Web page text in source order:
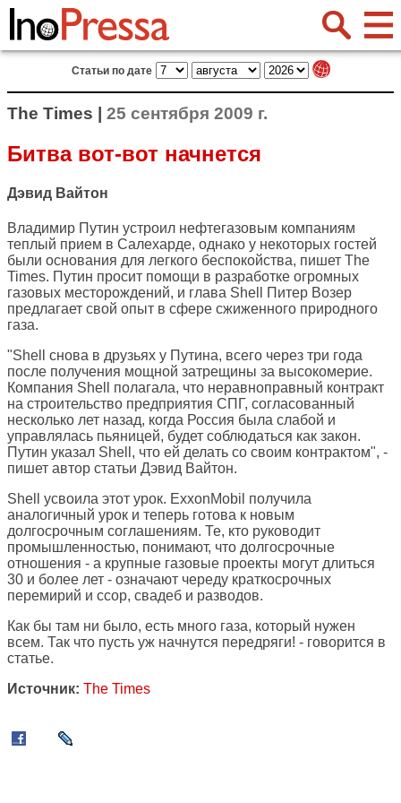
Статьи по дате
The Times | 25 сентября 2009 г.
Битва вот-вот начнется
Дэвид Вайтон
Владимир Путин устроил нефтегазовым компаниям
теплый прием в Салехарде, однако у некоторых гостей
были основания для легкого беспокойства, пишет The
Times. Путин просит помощи в разработке огромных
газовых месторождений, и глава Shell Питер Возер
предлагает свой опыт в сфере сжиженного природного
газа.
"Shell снова в друзьях у Путина, всего через три года
после получения мощной затрещины за высокомерие.
Компания Shell полагала, что неравноправный контракт
на строительство предприятия СПГ, согласованный
несколько лет назад, когда Россия была слабой и
управлялась пьяницей, будет соблюдаться как закон.
Путин указал Shell, что ей делать со своим контрактом", -
пишет автор статьи Дэвид Вайтон.
Shell усвоила этот урок. ExxonMobil получила
аналогичный урок и теперь готова к новым
долгосрочным соглашениям. Те, кто руководит
промышленностью, понимают, что долгосрочные
отношения - а крупные газовые проекты могут длиться
30 и более лет - означают череду краткосрочных
перемирий и ссор, свадеб и разводов.
Как бы там ни было, есть много газа, который нужен
всем. Так что пусть уж начнутся передряги! - говорится в
статье.
Источник: The Times